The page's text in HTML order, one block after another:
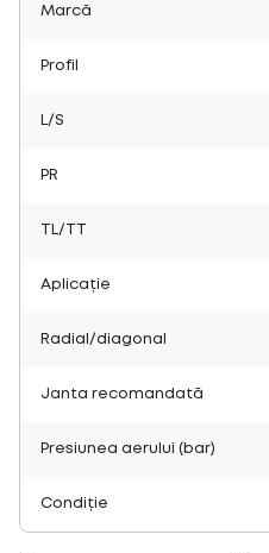
Marcă
Profil
L/S
PR
TL/TT
Aplicație
Radial/diagonal
Janta recomandată
Presiunea aerului (bar)
Condiție